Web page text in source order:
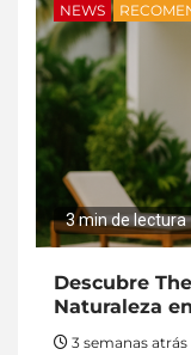
NEWS
3 min de lectura
Descubre
Naturaleza
3 semanas atrás